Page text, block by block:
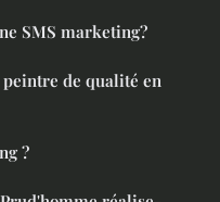
SMS marketing?
de qualité en
?